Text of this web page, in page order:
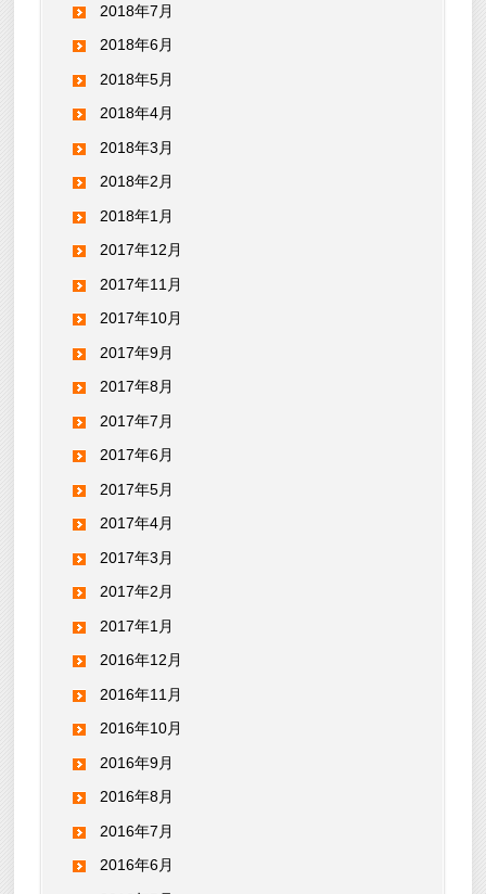
2018年7月
2018年6月
2018年5月
2018年4月
2018年3月
2018年2月
2018年1月
2017年12月
2017年11月
2017年10月
2017年9月
2017年8月
2017年7月
2017年6月
2017年5月
2017年4月
2017年3月
2017年2月
2017年1月
2016年12月
2016年11月
2016年10月
2016年9月
2016年8月
2016年7月
2016年6月